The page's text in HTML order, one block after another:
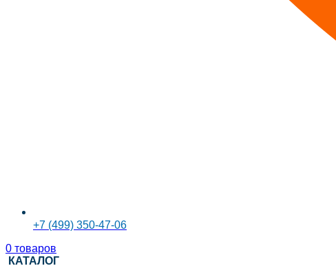
+7 (499) 350-47-06
0 товаров
КАТАЛОГ